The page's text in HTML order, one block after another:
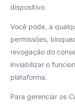
dispositivo.
Você pode, a
permissões,
revogação do
inviabilizar o
plataforma.
Para gerenciar os